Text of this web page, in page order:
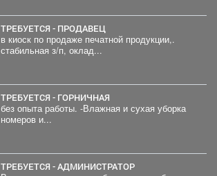
ТРЕБУЕТСЯ - ПРОДАВЕЦ
в киоск по продаже печатной продукции,.
стабильная з/п, оклад...
ТРЕБУЕТСЯ - ГОРНИЧНАЯ
без опыта работы. -Влажная и сухая уборка
номеров и...
ТРЕБУЕТСЯ - АДМИНИСТРАТОР